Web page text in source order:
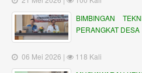
BIMBINGAN
PERANGKAT DESA
06 Mei 2026 |
118 Kali